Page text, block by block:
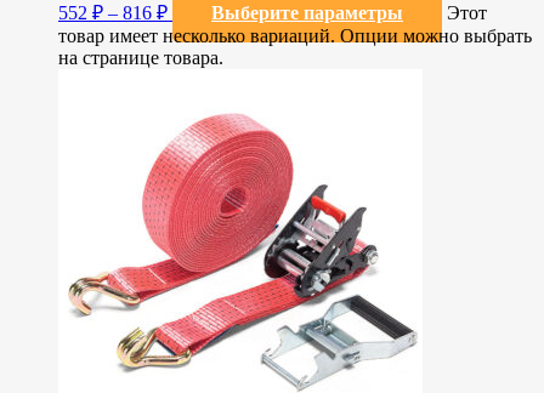
552 ₽ – 816 ₽ Выберите параметры
Этот
товар имеет несколько вариаций. Опции можно выбрать
на странице товара.